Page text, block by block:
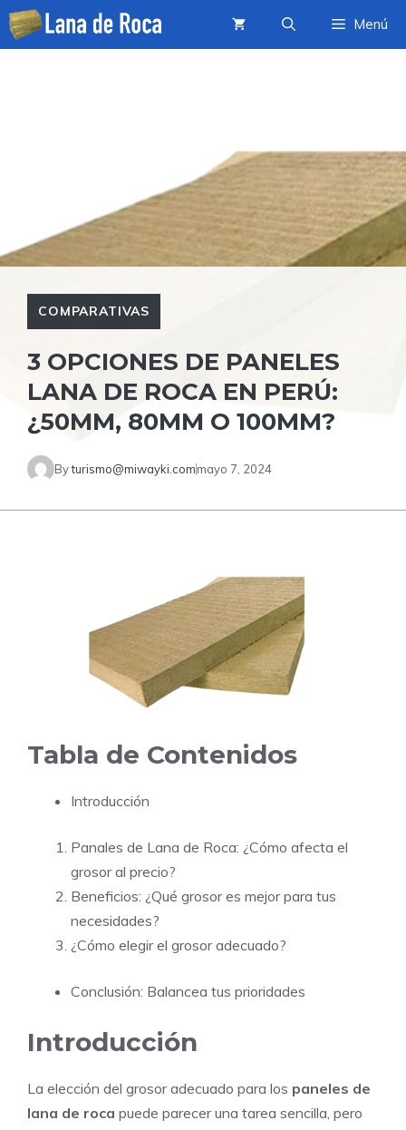
Saltar
Menú
COMPARATIVAS
3 OPCIONES DE PANELES
LANA DE ROCA EN PERÚ:
¿50MM, 80MM O 100MM?
Byturismo@miwayki.commayo 7, 2024
Tabla de Contenidos
Introducción
Panales de Lana de Roca: ¿Cómo afecta el
grosor al precio?
Beneficios: ¿Qué grosor es mejor para tus
necesidades?
¿Cómo elegir el grosor adecuado?
Conclusión: Balancea tus prioridades
Introducción
La elección del grosor adecuado para los paneles de
lana de roca puede parecer una tarea sencilla, pero